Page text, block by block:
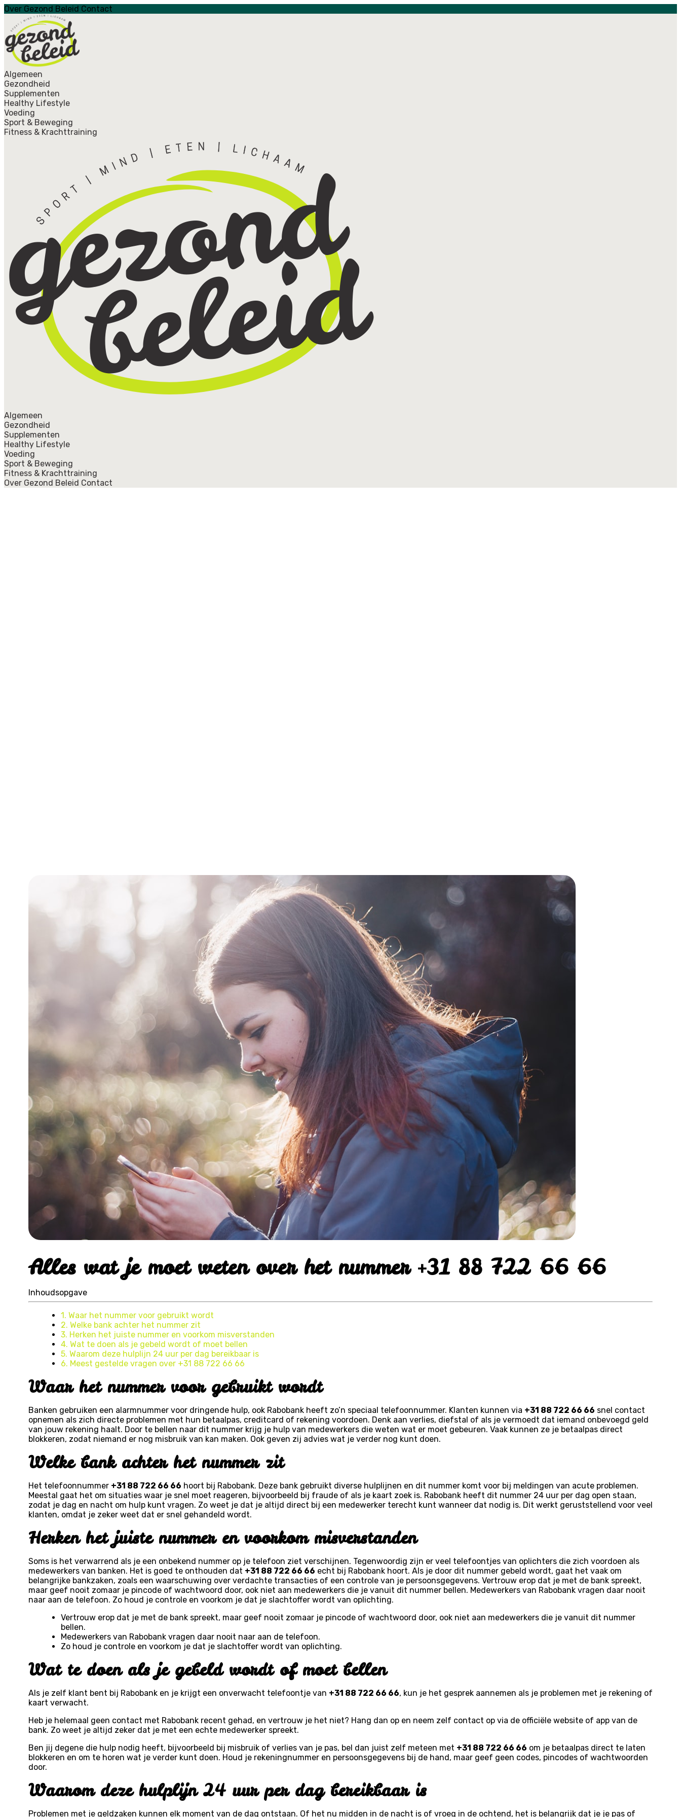
Over Gezond Beleid Contact
Algemeen
Gezondheid
Supplementen
Healthy Lifestyle
Voeding
Sport & Beweging
Fitness & Krachttraining
Algemeen
Gezondheid
Supplementen
Healthy Lifestyle
Voeding
Sport & Beweging
Fitness & Krachttraining
Over Gezond Beleid Contact
Alles wat je moet weten over het nummer +31 88 722 66 66
Inhoudsopgave
1. Waar het nummer voor gebruikt wordt
2. Welke bank achter het nummer zit
3. Herken het juiste nummer en voorkom misverstanden
4. Wat te doen als je gebeld wordt of moet bellen
5. Waarom deze hulplijn 24 uur per dag bereikbaar is
6. Meest gestelde vragen over +31 88 722 66 66
Waar het nummer voor gebruikt wordt
Banken gebruiken een alarmnummer voor dringende hulp, ook Rabobank heeft zo’n speciaal telefoonnummer. Klanten kunnen via +31 88 722 66 66 snel contact
opnemen als zich directe problemen met hun betaalpas, creditcard of rekening voordoen. Denk aan verlies, diefstal of als je vermoedt dat iemand onbevoegd geld
van jouw rekening haalt. Door te bellen naar dit nummer krijg je hulp van medewerkers die weten wat er moet gebeuren. Vaak kunnen ze je betaalpas direct
blokkeren, zodat niemand er nog misbruik van kan maken. Ook geven zij advies wat je verder nog kunt doen.
Welke bank achter het nummer zit
Het telefoonnummer +31 88 722 66 66 hoort bij Rabobank. Deze bank gebruikt diverse hulplijnen en dit nummer komt voor bij meldingen van acute problemen.
Meestal gaat het om situaties waar je snel moet reageren, bijvoorbeeld bij fraude of als je kaart zoek is. Rabobank heeft dit nummer 24 uur per dag open staan,
zodat je dag en nacht om hulp kunt vragen. Zo weet je dat je altijd direct bij een medewerker terecht kunt wanneer dat nodig is. Dit werkt geruststellend voor veel
klanten, omdat je zeker weet dat er snel gehandeld wordt.
Herken het juiste nummer en voorkom misverstanden
Soms is het verwarrend als je een onbekend nummer op je telefoon ziet verschijnen. Tegenwoordig zijn er veel telefoontjes van oplichters die zich voordoen als
medewerkers van banken. Het is goed te onthouden dat +31 88 722 66 66 echt bij Rabobank hoort. Als je door dit nummer gebeld wordt, gaat het vaak om
belangrijke bankzaken, zoals een waarschuwing over verdachte transacties of een controle van je persoonsgegevens. Vertrouw erop dat je met de bank spreekt,
maar geef nooit zomaar je pincode of wachtwoord door, ook niet aan medewerkers die je vanuit dit nummer bellen. Medewerkers van Rabobank vragen daar nooit
naar aan de telefoon. Zo houd je controle en voorkom je dat je slachtoffer wordt van oplichting.
Vertrouw erop dat je met de bank spreekt, maar geef nooit zomaar je pincode of wachtwoord door, ook niet aan medewerkers die je vanuit dit nummer
bellen.
Medewerkers van Rabobank vragen daar nooit naar aan de telefoon.
Zo houd je controle en voorkom je dat je slachtoffer wordt van oplichting.
Wat te doen als je gebeld wordt of moet bellen
Als je zelf klant bent bij Rabobank en je krijgt een onverwacht telefoontje van +31 88 722 66 66, kun je het gesprek aannemen als je problemen met je rekening of
kaart verwacht.
Heb je helemaal geen contact met Rabobank recent gehad, en vertrouw je het niet? Hang dan op en neem zelf contact op via de officiële website of app van de
bank. Zo weet je altijd zeker dat je met een echte medewerker spreekt.
Ben jij degene die hulp nodig heeft, bijvoorbeeld bij misbruik of verlies van je pas, bel dan juist zelf meteen met +31 88 722 66 66 om je betaalpas direct te laten
blokkeren en om te horen wat je verder kunt doen. Houd je rekeningnummer en persoonsgegevens bij de hand, maar geef geen codes, pincodes of wachtwoorden
door.
Waarom deze hulplijn 24 uur per dag bereikbaar is
Problemen met je geldzaken kunnen elk moment van de dag ontstaan. Of het nu midden in de nacht is of vroeg in de ochtend, het is belangrijk dat je je pas of